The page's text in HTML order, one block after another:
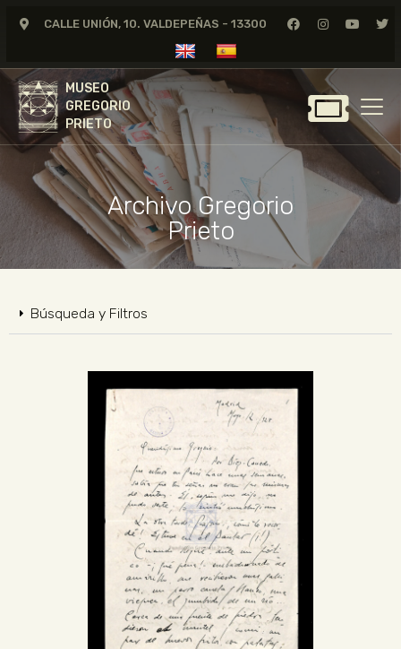
CALLE UNIÓN, 10. VALDEPEÑAS - 13300
MUSEO
GREGORIO
PRIETO
MUSEO
GREGORIO
PRIETO
GREGORIO PRIETO
MUSEO
ARCHIVO
CERTAMEN DE DIBUJO
FUNDACIÓN
NOTICIAS
Archivo Gregorio
Prieto
Búsqueda y Filtros